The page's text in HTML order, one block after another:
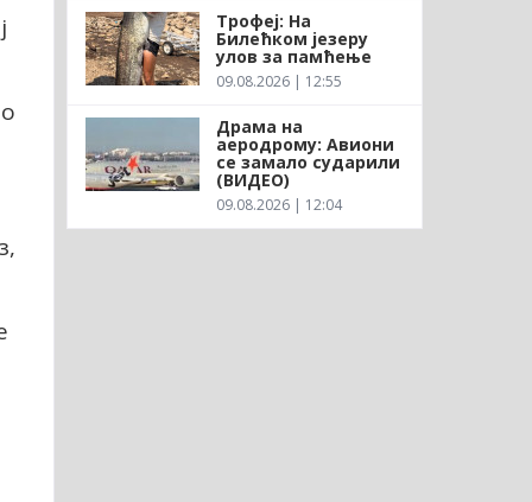
Трофеј: На
Билећком језеру
улов за памћење
09.08.2026 | 12:55
Драма на
аеродрому: Авиони
се замало сударили
(ВИДЕО)
09.08.2026 | 12:04